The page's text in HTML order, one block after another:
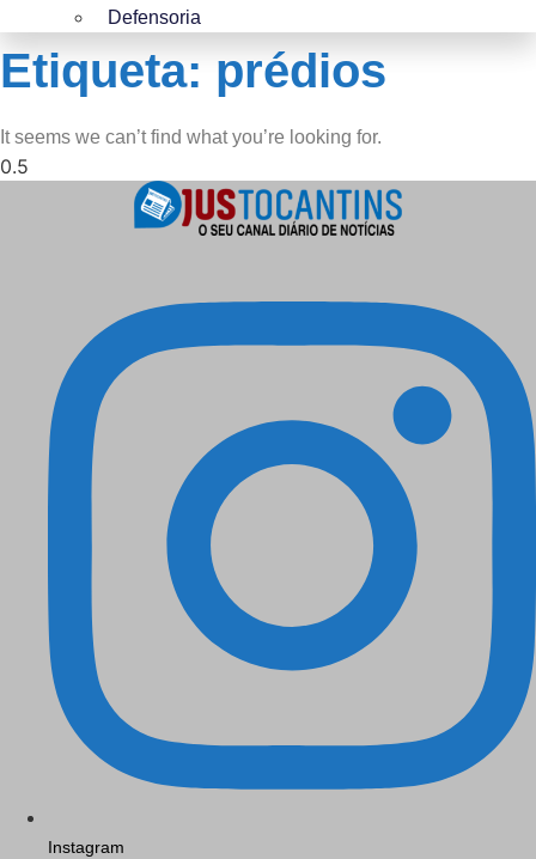
Defensoria
Etiqueta: prédios
It seems we can’t find what you’re looking for.
Instagram